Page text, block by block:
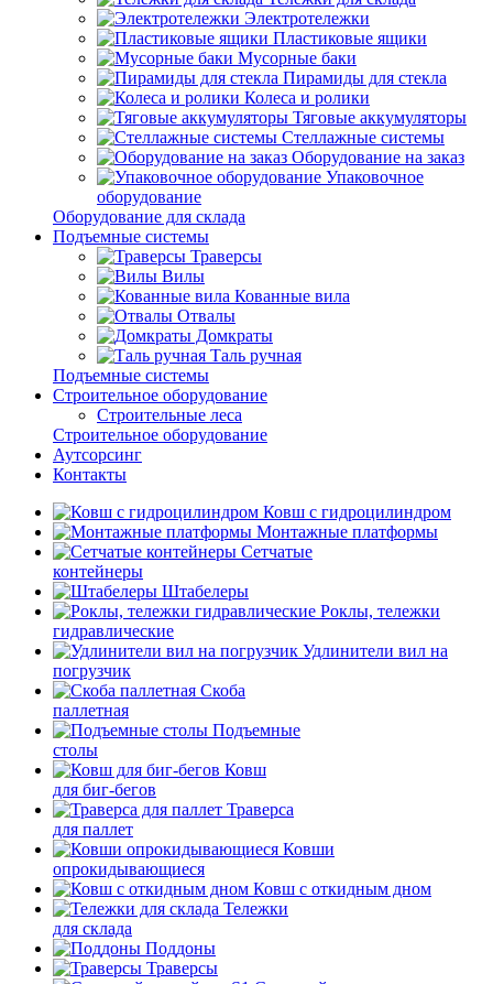
Электротележки
Пластиковые ящики
Мусорные баки
Пирамиды для стекла
Колеса и ролики
Тяговые аккумуляторы
Стеллажные системы
Оборудование на заказ
Упаковочное
оборудование
Оборудование для склада
Подъемные системы
Траверсы
Вилы
Кованные вила
Отвалы
Домкраты
Таль ручная
Подъемные системы
Строительное оборудование
Строительные леса
Строительное оборудование
Аутсорсинг
Контакты
Ковш с гидроцилиндром
Монтажные платформы
Сетчатые
контейнеры
Штабелеры
Роклы, тележки
гидравлические
Удлинители вил на
погрузчик
Скоба
паллетная
Подъемные
столы
Ковш
для биг-бегов
Траверса
для паллет
Ковши
опрокидывающиеся
Ковш с откидным дном
Тележки
для склада
Поддоны
Траверсы